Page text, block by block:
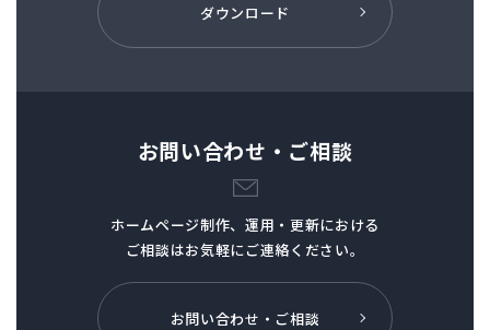
ダウンロード
お問い合わせ・ご相談
ホームページ制作、 運用・更新における
ご相談はお気軽にご連絡ください。
お問い合わせ・ご相談